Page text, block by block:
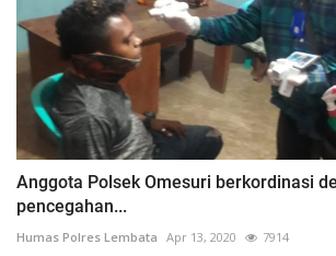
Anggota Polsek Omesuri berkordinasi
pencegahan...
Humas Polres Lembata Apr 13, 2020 7914